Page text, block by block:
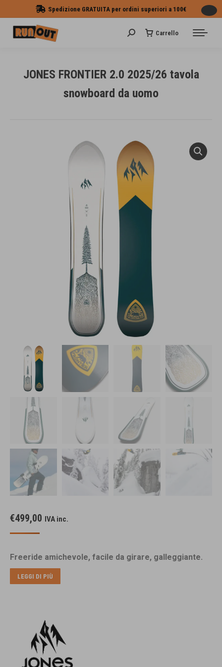
Spedizione GRATUITA per ordini superiori a 100€
Cerca: Carrello
JONES FRONTIER 2.0 2025/26 tavola
snowboard da uomo
€499,00 IVA inc.
Freeride amichevole, facile da girare, galleggiante.
LEGGI DI PIÙ